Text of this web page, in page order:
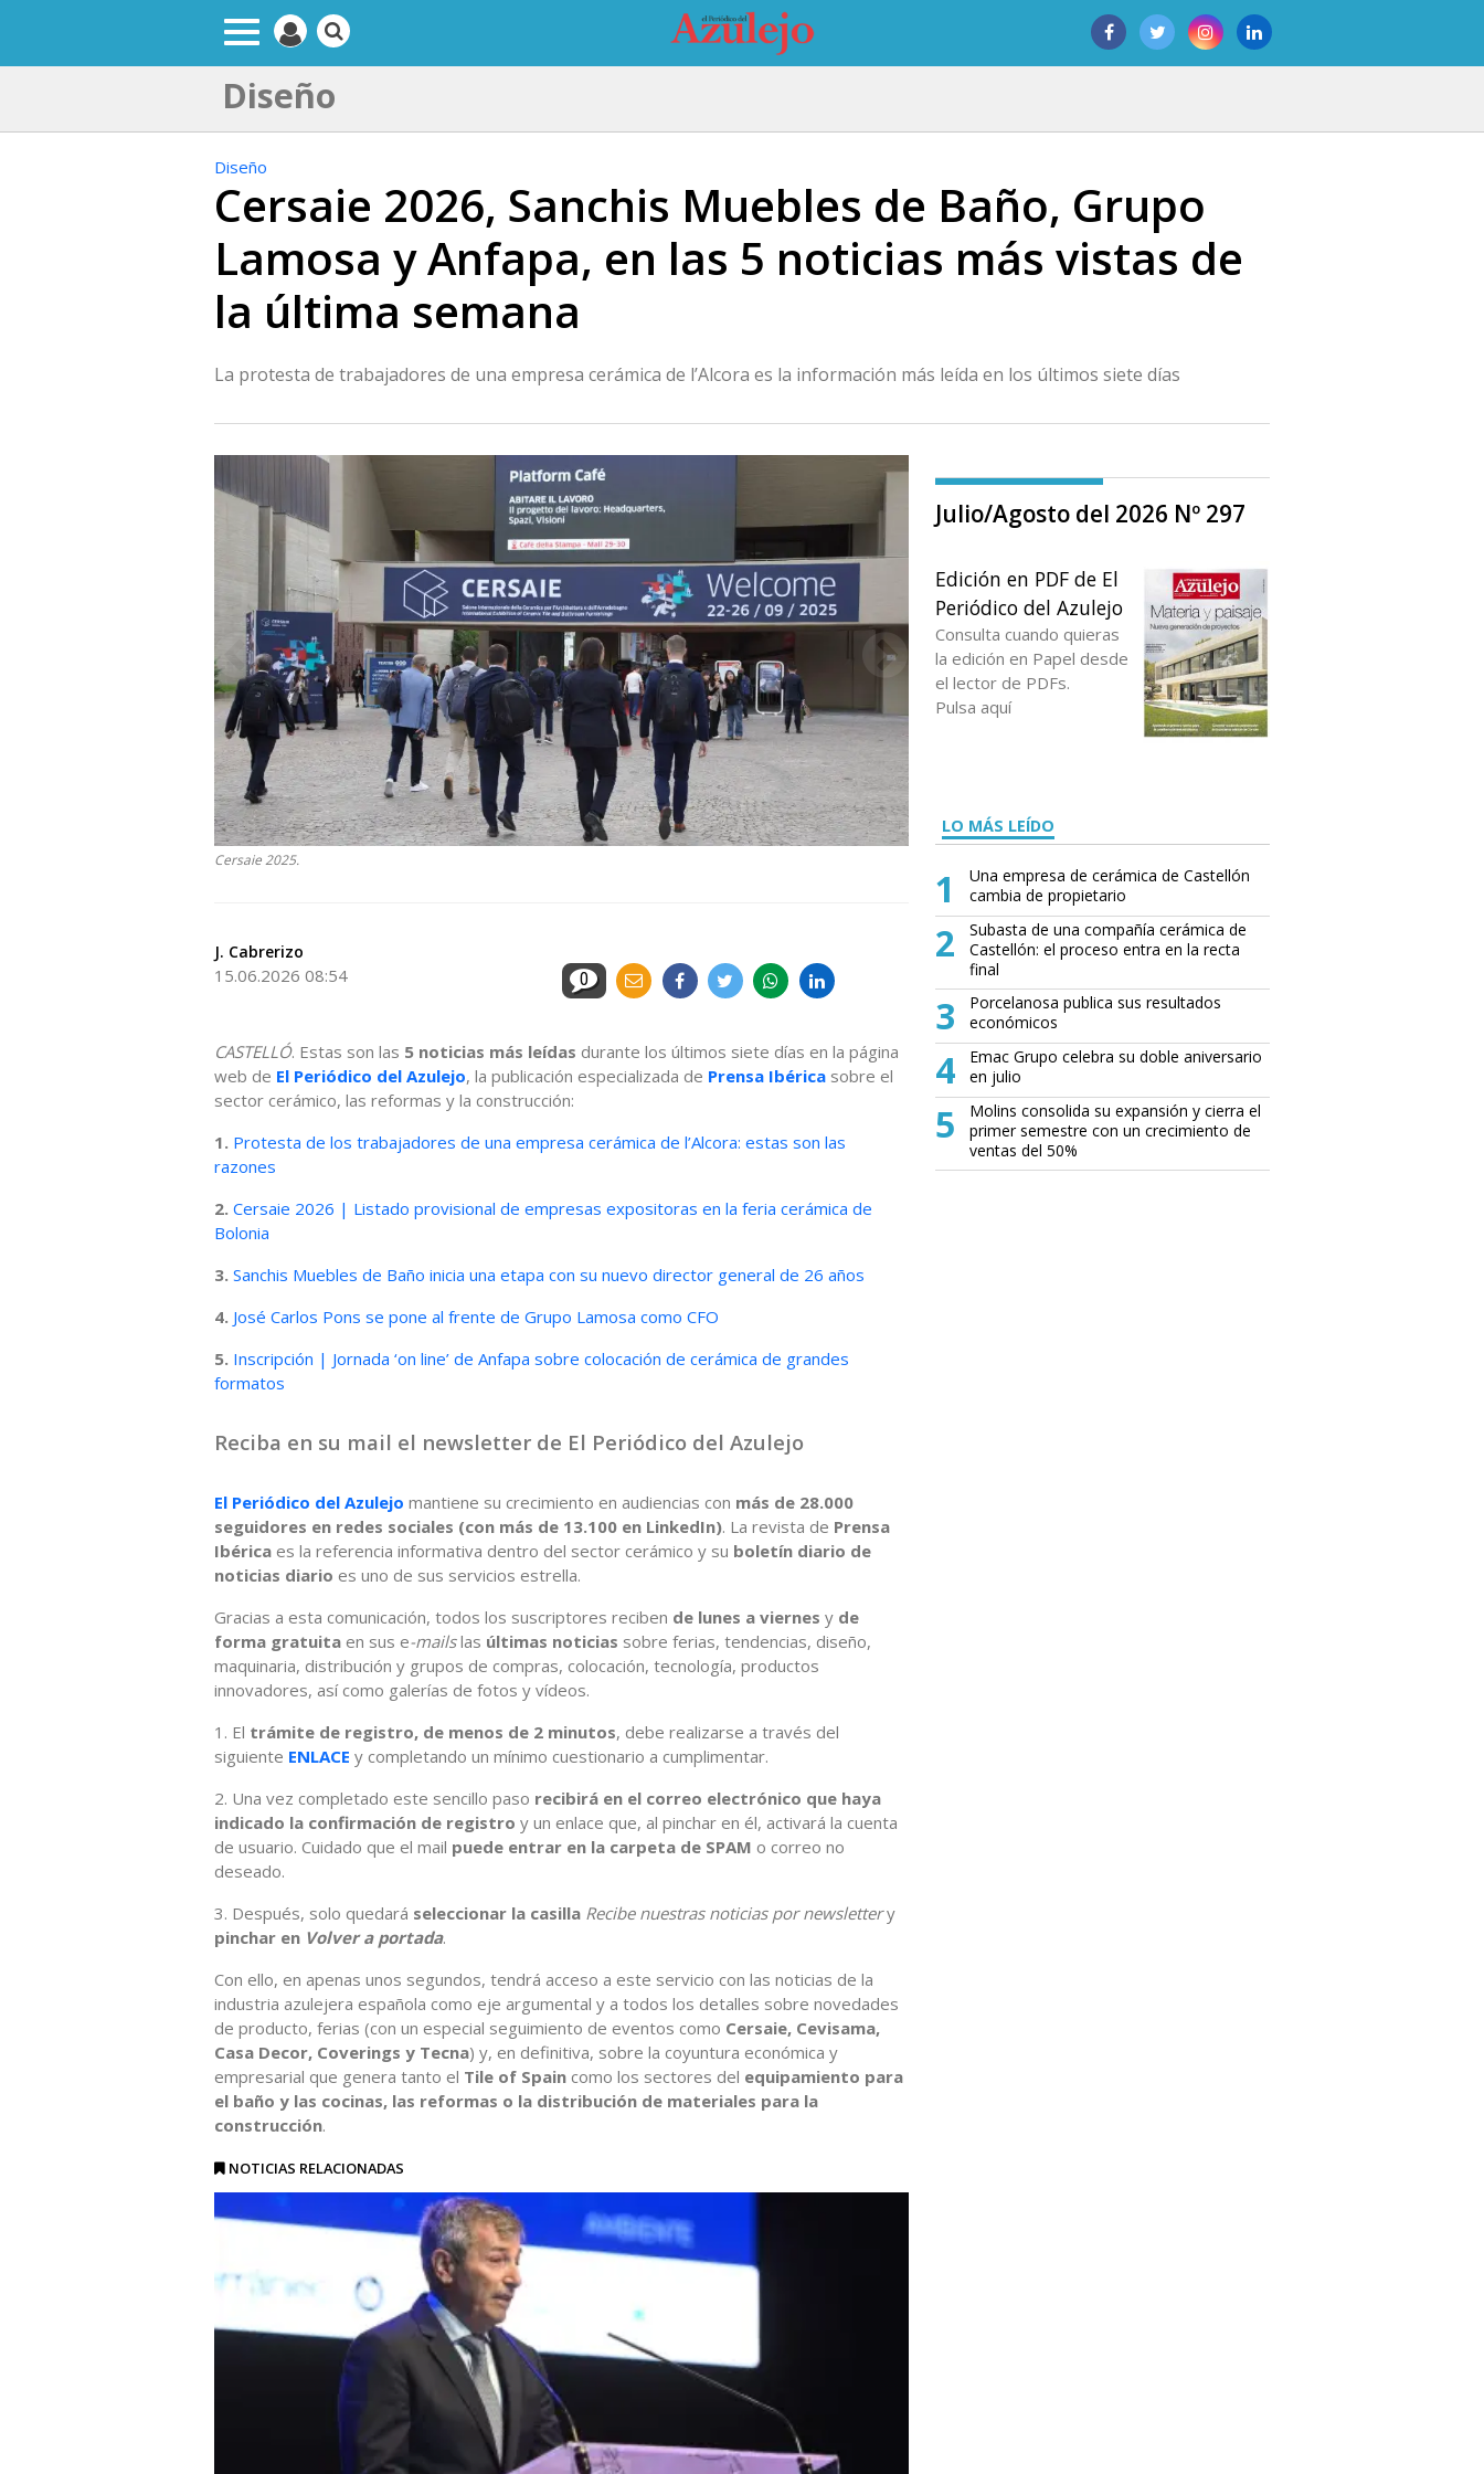
Diseño
Diseño
Cersaie 2026, Sanchis Muebles de Baño, Grupo
Lamosa y Anfapa, en las 5 noticias más vistas de
la última semana
La protesta de trabajadores de una empresa cerámica de l’Alcora es la información más leída en los últimos siete días
Cersaie 2025.
J. Cabrerizo
15.06.2026 08:54 0
CASTELLÓ. Estas son las 5 noticias más leídas durante los últimos siete días en la página
web de El Periódico del Azulejo, la publicación especializada de Prensa Ibérica sobre el
sector cerámico, las reformas y la construcción:
1. Protesta de los trabajadores de una empresa cerámica de l’Alcora: estas son las
razones
2. Cersaie 2026 | Listado provisional de empresas expositoras en la feria cerámica de
Bolonia
3. Sanchis Muebles de Baño inicia una etapa con su nuevo director general de 26 años
4. José Carlos Pons se pone al frente de Grupo Lamosa como CFO
5. Inscripción | Jornada ‘on line’ de Anfapa sobre colocación de cerámica de grandes
formatos
Reciba en su mail el newsletter de El Periódico del Azulejo
El Periódico del Azulejo mantiene su crecimiento en audiencias con más de 28.000
seguidores en redes sociales (con más de 13.100 en LinkedIn). La revista de Prensa
Ibérica es la referencia informativa dentro del sector cerámico y su boletín diario de
noticias diario es uno de sus servicios estrella.
Gracias a esta comunicación, todos los suscriptores reciben de lunes a viernes y de
forma gratuita en sus e-mailslas últimas noticias sobre ferias, tendencias, diseño,
maquinaria, distribución y grupos de compras, colocación, tecnología, productos
innovadores, así como galerías de fotos y vídeos.
1. El trámite de registro, de menos de 2 minutos, debe realizarse a través del
siguiente ENLACE y completando un mínimo cuestionario a cumplimentar.
2. Una vez completado este sencillo paso recibirá en el correo electrónico que haya
indicado la confirmación de registro y un enlace que, al pinchar en él, activará la cuenta
de usuario. Cuidado que el mail puede entrar en la carpeta de SPAM o correo no
deseado.
3. Después, solo quedará seleccionar la casilla Recibe nuestras noticias por newslettery
pinchar en Volver a portada.
Con ello, en apenas unos segundos, tendrá acceso a este servicio con las noticias de la
industria azulejera española como eje argumental y a todos los detalles sobre novedades
de producto, ferias (con un especial seguimiento de eventos como Cersaie, Cevisama,
Casa Decor, Coverings y Tecna) y, en definitiva, sobre la coyuntura económica y
empresarial que genera tanto el Tile of Spain como los sectores del equipamiento para
el baño y las cocinas, las reformas o la distribución de materiales para la
construcción.
NOTICIAS RELACIONADAS
Julio/Agosto del 2026 Nº 297
Edición en PDF de El
Periódico del Azulejo
Consulta cuando quieras
la edición en Papel desde
el lector de PDFs.
Pulsa aquí
LO MÁS LEÍDO
1
Una empresa de cerámica de Castellón
cambia de propietario
2
Subasta de una compañía cerámica de
Castellón: el proceso entra en la recta
final
3
Porcelanosa publica sus resultados
económicos
4
Emac Grupo celebra su doble aniversario
en julio
5
Molins consolida su expansión y cierra el
primer semestre con un crecimiento de
ventas del 50%